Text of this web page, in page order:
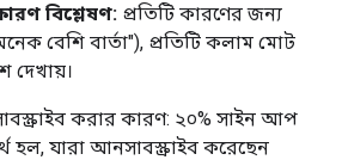
বিশ্লেষণ: প্রতিটি কারণের জন্য
বেশি বার্তা"), প্রতিটি কলাম মোট
দেখায়।
করার কারণ: ২০% সাইন আপ
হল, যারা আনসাবস্ক্রাইব করেছেন